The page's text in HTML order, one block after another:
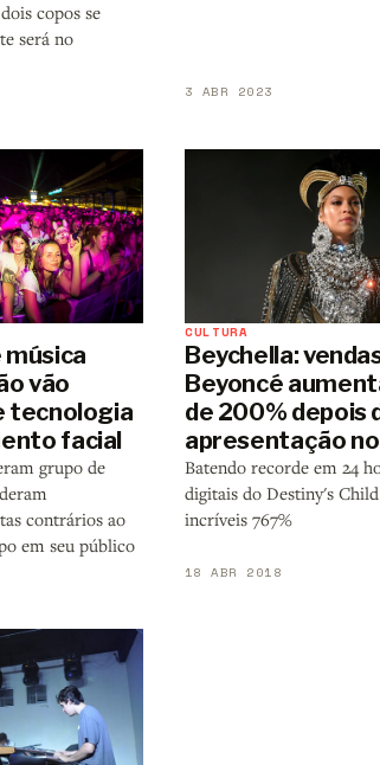
copos se
será no
3 ABR 2023
vão
tecnologia
facial
grupo de
contrários ao
em seu público
CULTURA
Beychella:
Beyoncé
de 200% depois
apresentação
Batendo recorde em 24
digitais do Destiny's
incríveis 767%
18 ABR 2018